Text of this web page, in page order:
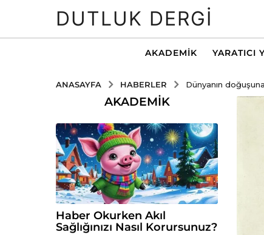
DUTLUK DERGI
AKADEMIK YARATICI
ANASAYFA HABERLER Dünyanın
AKADEMIK
Haber Okurken Akıl
Sağlığınızı Nasıl Korursunuz?